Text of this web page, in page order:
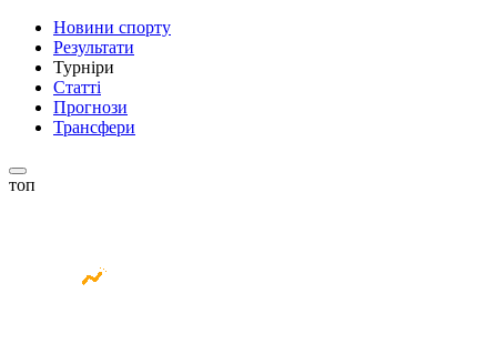
Новини спорту
Результати
Турніри
Статті
Прогнози
Трансфери
топ